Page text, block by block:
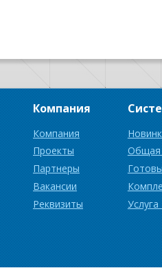
Компания
Компания
Проекты
Партнеры
Вакансии
Реквизиты
Общая